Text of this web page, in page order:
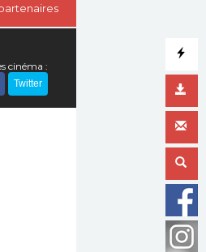
cinéma :
Twitter